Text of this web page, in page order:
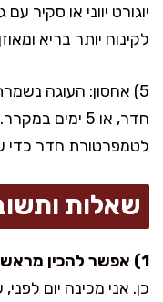
יוגורט יווני או סקיר
לקינוח יותר בריא
לטמפרטורת חדר כדי
שאלות
1) אפשר להכין מראש לחנוכה?
כן. אני מכינה יום